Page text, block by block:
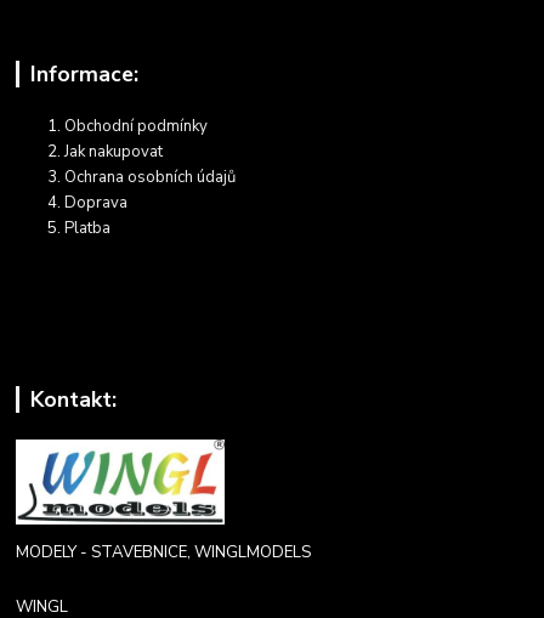
Informace:
Obchodní podmínky
Jak nakupovat
Ochrana osobních údajů
Doprava
Platba
Kontakt:
MODELY - STAVEBNICE, WINGLMODELS
WINGL